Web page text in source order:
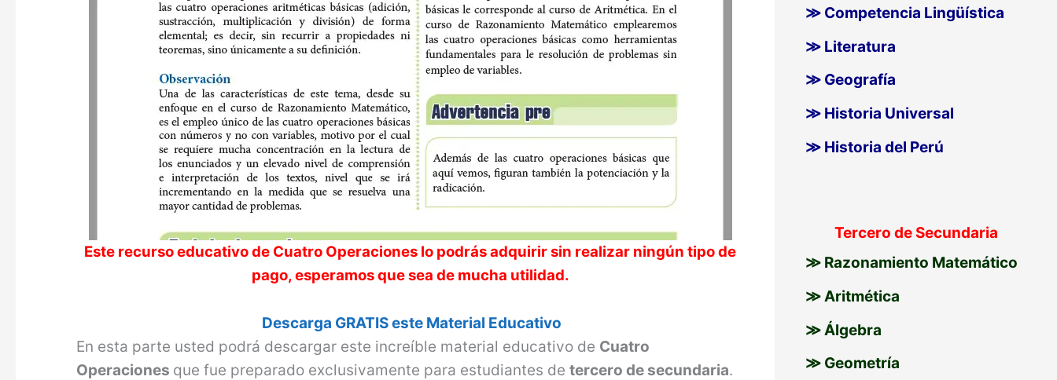
Este recurso educativo de Cuatro Operaciones lo podrás adquirir sin realizar ningún tipo de
pago, esperamos que sea de mucha utilidad.
Descarga GRATIS este Material Educativo
En esta parte usted podrá descargar este increíble material educativo de Cuatro
Operaciones que fue preparado exclusivamente para estudiantes detercero de secundaria.
≫ Competencia Lingüística
≫ Literatura
≫ Geografía
≫ Historia Universal
≫ Historia del Perú
Tercero de Secundaria
≫ Razonamiento Matemático
≫ Aritmética
≫ Álgebra
≫ Geometría